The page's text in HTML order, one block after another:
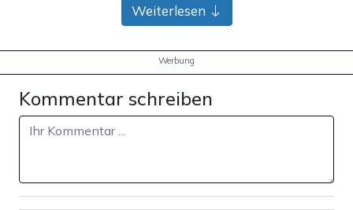
Weiterlesen
Werbung
Kommentar schreiben